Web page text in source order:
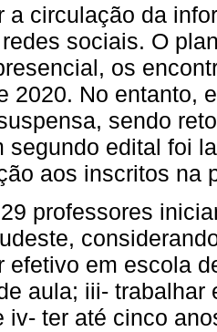
a circulação da
sociais. O
os
2020. No entanto,
sendo
segundo edital foi
aos inscritos na
professores
efetivo em escola
aula; iii-
iv- ter até cinco